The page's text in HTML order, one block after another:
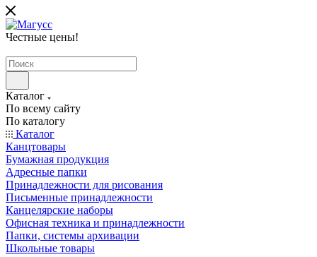
Честные цены!
Каталог
По всему сайту
По каталогу
Каталог
Канцтовары
Бумажная продукция
Адресные папки
Принадлежности для рисования
Письменные принадлежности
Канцелярские наборы
Офисная техника и принадлежности
Папки, системы архивации
Школьные товары